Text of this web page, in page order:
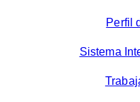
Perfil
Sistema